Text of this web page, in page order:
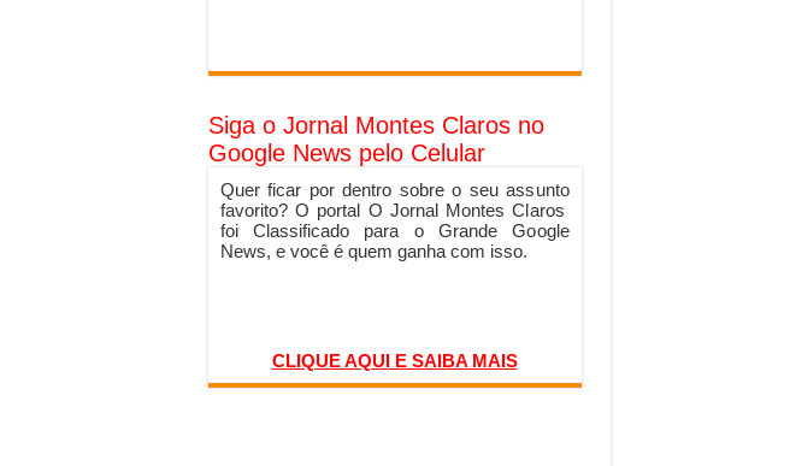
Siga o Jornal Montes Claros no
Google News pelo Celular
Quer ficar por dentro sobre o seu assunto
favorito? O portal O Jornal Montes Claros
foi Classificado para o Grande Google
News, e você é quem ganha com isso.
CLIQUE AQUI E SAIBA MAIS